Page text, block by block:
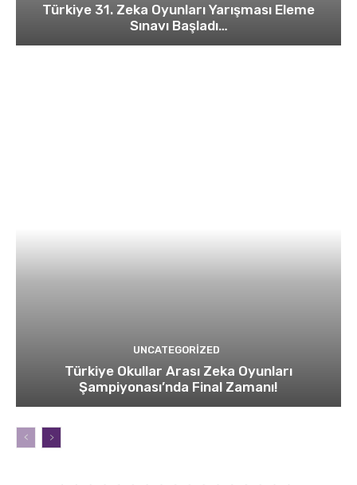
Türkiye 31. Zeka Oyunları Yarışması Eleme
Sınavı Başladı…
UNCATEGORIZED
Türkiye Okullar Arası Zeka Oyunları
Şampiyonası’nda Final Zamanı!